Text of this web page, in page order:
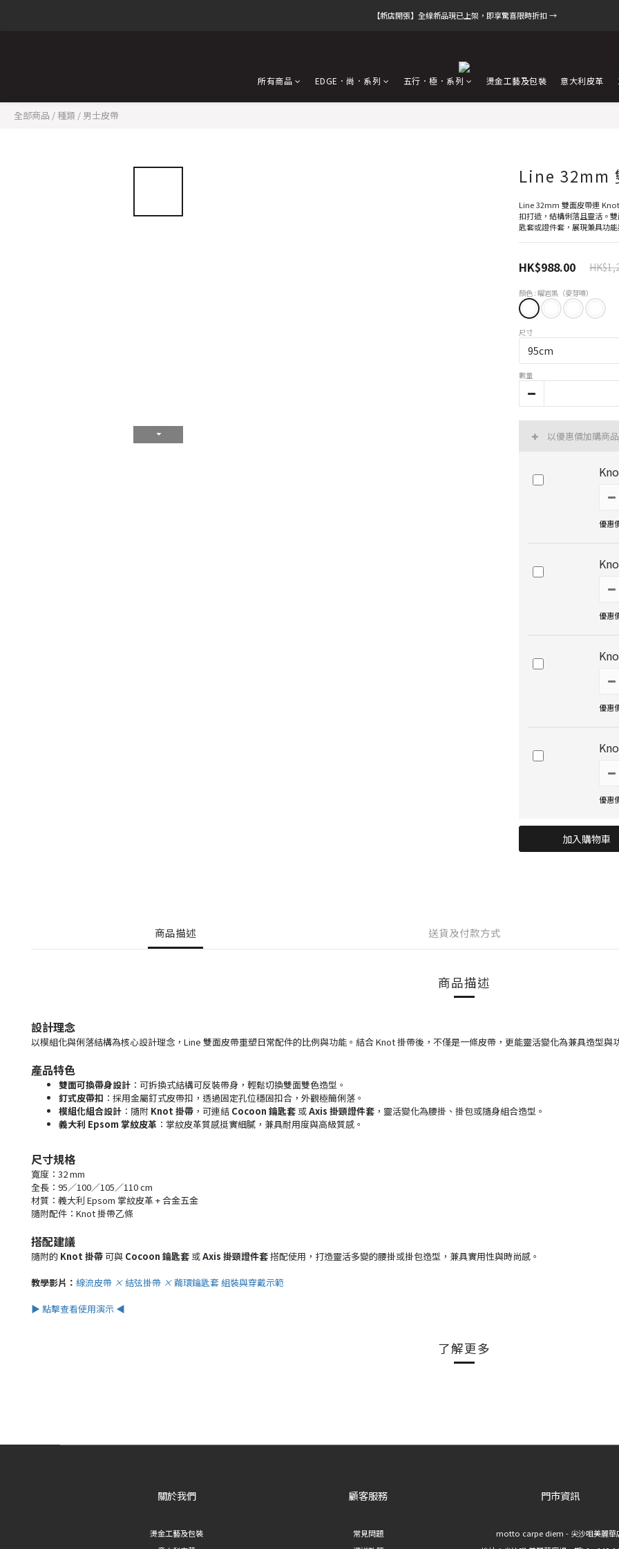
【新店開張】全線新品現已上架，即享驚喜限時折扣 →
所有商品 EDGE．尚．系列 五行．極．系列 燙金工藝及包裝 意大利皮革
全部商品 / 種類 / 男士皮帶
Line 32mm
Line 32mm 雙面皮帶連
扣打造，結構俐落且靈活。
匙套或證件套，展現兼具功
HK$988.00
顏色 : 曜岩黑（麥芽啡）
尺寸
數量
以優惠價加購商品
優惠
優惠
優惠
優惠
加入購物車
商品描述 送貨及付款方式
商品描述
設計理念
以模組化與俐落結構為核心設計理念，Line 雙面皮帶重塑日常配件的比例與功能。結合 Knot 掛帶後，不僅是一條皮帶，更能靈活變化為兼具造型與
產品特色
雙面可換帶身設計 ：可拆換式結構可反裝帶身，輕鬆切換雙面雙色造型。
釘式皮帶扣 ：採用金屬釘式皮帶扣，透過固定孔位穩固扣合，外觀極簡俐落。
模組化組合設計 ：隨附 Knot 掛帶 ，可連結 Cocoon 鑰匙套 或Axis 掛頸證件套 ，靈活變化為腰掛、掛包或隨身組合造型。
義大利 Epsom 掌紋皮革 ：掌紋皮革質感挺實細膩，兼具耐用度與高級質感。
尺寸規格
寬度：32 mm
全長：95／100／105／110 cm
材質：義大利 Epsom 掌紋皮革 + 合金五金
隨附配件：Knot 掛帶乙條
搭配建議
隨附的 Knot掛帶 可與 Cocoon 鑰匙套 或Axis 掛頸證件套搭配使用，打造靈活多變的腰掛或掛包造型，兼具實用性與時尚感。
教學影片： 線流皮帶 × 結弦掛帶 ×繭環鑰匙套組裝與穿戴示範
▶ 點擊查看使用演示 ◀
了解更多
關於我們
燙金工藝及包裝
顧客服務
常見問題
門市資訊
motto carpe diem - 尖沙咀美麗華